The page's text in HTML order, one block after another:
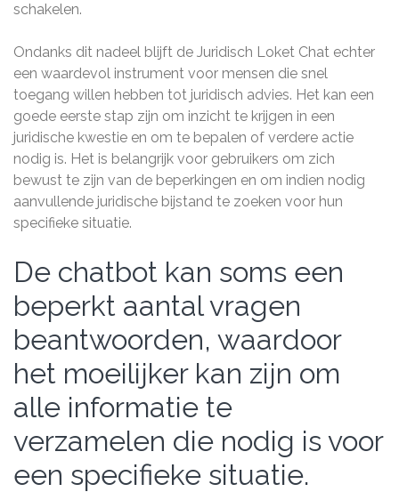
schakelen.
Ondanks dit nadeel blijft de Juridisch Loket Chat echter
een waardevol instrument voor mensen die snel
toegang willen hebben tot juridisch advies. Het kan een
goede eerste stap zijn om inzicht te krijgen in een
juridische kwestie en om te bepalen of verdere actie
nodig is. Het is belangrijk voor gebruikers om zich
bewust te zijn van de beperkingen en om indien nodig
aanvullende juridische bijstand te zoeken voor hun
specifieke situatie.
De chatbot kan soms een
beperkt aantal vragen
beantwoorden, waardoor
het moeilijker kan zijn om
alle informatie te
verzamelen die nodig is voor
een specifieke situatie.